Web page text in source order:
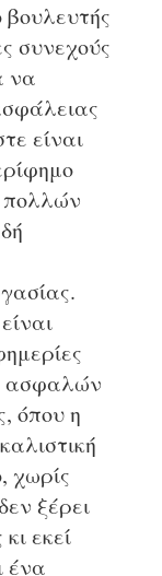
συνεχούς
να
είναι
πολλών
ασφαλών
όπου η
χωρίς
ξέρει
εκεί
ένα